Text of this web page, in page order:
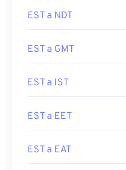
EST a NDT
EST a GMT
EST a IST
EST a EET
EST a EAT